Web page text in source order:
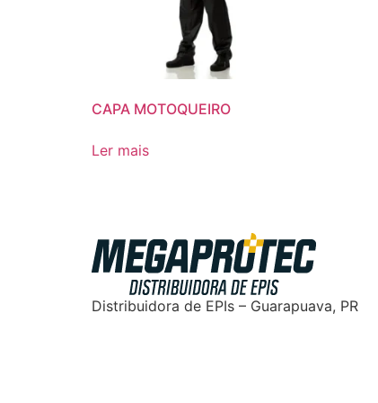
CAPA MOTOQUEIRO
Ler mais
Distribuidora de EPIs – Guarapuava, PR